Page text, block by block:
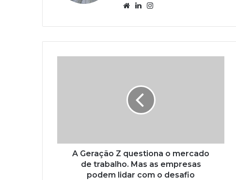
WebsiteLinkedin
A Geração Z questiona o mercado
de trabalho. Mas as empresas
podem lidar com o desafio